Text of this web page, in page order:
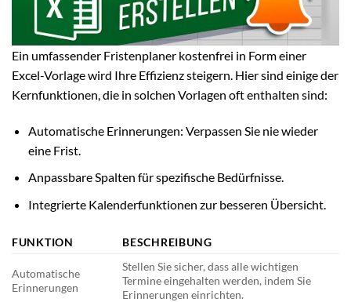
Ein umfassender Fristenplaner kostenfrei in Form einer
Excel-Vorlage wird Ihre Effizienz steigern. Hier sind einige der
Kernfunktionen, die in solchen Vorlagen oft enthalten sind:
Automatische Erinnerungen: Verpassen Sie nie wieder
eine Frist.
Anpassbare Spalten für spezifische Bedürfnisse.
Integrierte Kalenderfunktionen zur besseren Übersicht.
FUNKTION BESCHREIBUNG
Automatische
Erinnerungen
Stellen Sie sicher, dass alle wichtigen
Termine eingehalten werden, indem Sie
Erinnerungen einrichten.